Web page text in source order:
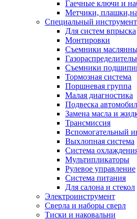
Гаечные ключи и
Метчики,
Специальный инструмент
Для систем впрыска
Монтировки
Съемники
Съемники
Тормозная система
Поршневая группа
Малая диагностика
Подвеска
Замена масла и
Трансмиссия
Вспомогательный
Выхлопная система
Система
Мультипликаторы
Рулевое управление
Система питания
Для салона и стекол
Электроинструмент
Сверла и наборы сверл
Тиски и наковальни